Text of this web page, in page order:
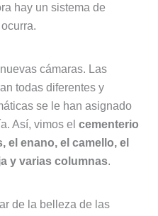
hay un sistema de
cámaras. Las
todas diferentes y
se le han asignado
Así, vimos el cementerio
el enano, el camello, el
y varias columnas.
de la belleza de las